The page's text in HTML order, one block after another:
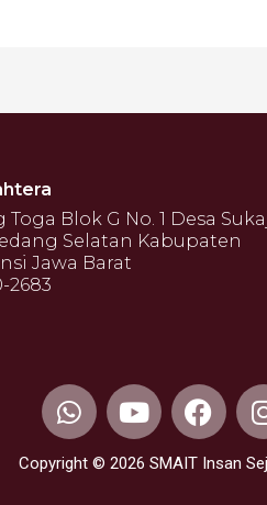
Blok G No. 1 Desa
Selatan Kabupaten
Jawa Barat
2683
W
h
a
t
Y
o
u
t
F
a
c
e
Copyright © 2026 SMAIT Insan